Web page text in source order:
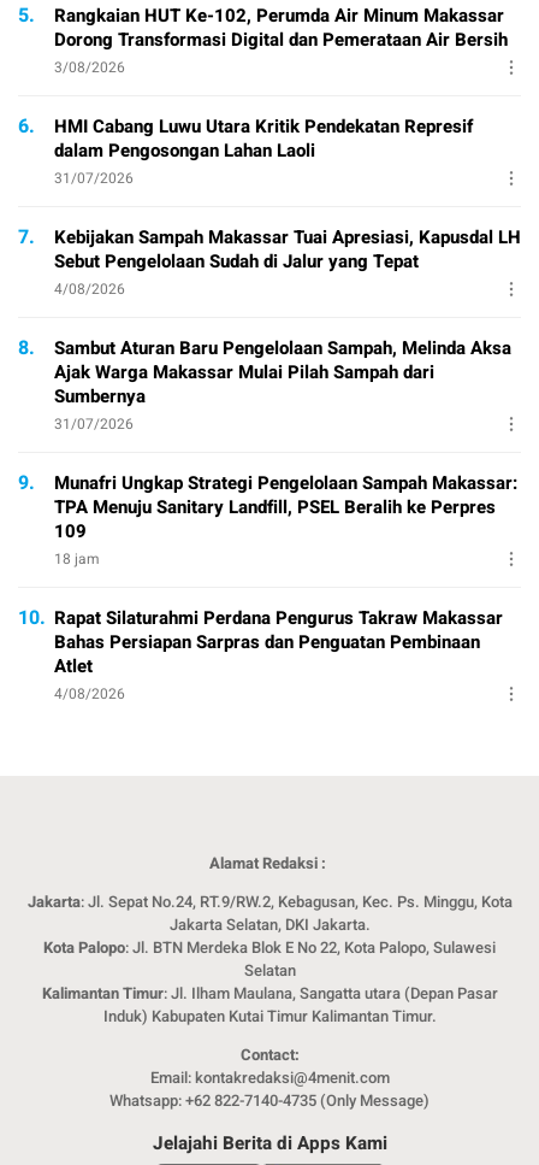
5.
Rangkaian HUT Ke-102, Perumda Air Minum Makassar
Dorong Transformasi Digital dan Pemerataan Air Bersih
3/08/2026
6.
HMI Cabang Luwu Utara Kritik Pendekatan Represif
dalam Pengosongan Lahan Laoli
31/07/2026
7.
Kebijakan Sampah Makassar Tuai Apresiasi, Kapusdal LH
Sebut Pengelolaan Sudah di Jalur yang Tepat
4/08/2026
8.
Sambut Aturan Baru Pengelolaan Sampah, Melinda Aksa
Ajak Warga Makassar Mulai Pilah Sampah dari
Sumbernya
31/07/2026
9.
Munafri Ungkap Strategi Pengelolaan Sampah Makassar:
TPA Menuju Sanitary Landfill, PSEL Beralih ke Perpres
109
18 jam
10. Rapat Silaturahmi Perdana Pengurus Takraw Makassar
Bahas Persiapan Sarpras dan Penguatan Pembinaan
Atlet
4/08/2026
Alamat Redaksi :
Jakarta: Jl. Sepat No.24, RT.9/RW.2, Kebagusan, Kec. Ps. Minggu, Kota
Jakarta Selatan, DKI Jakarta.
Kota Palopo: Jl. BTN Merdeka Blok E No 22, Kota Palopo, Sulawesi
Selatan
Kalimantan Timur: Jl. Ilham Maulana, Sangatta utara (Depan Pasar
Induk) Kabupaten Kutai Timur Kalimantan Timur.
Contact:
Email: kontakredaksi@4menit.com
Whatsapp: +62 822-7140-4735 (Only Message)
Jelajahi Berita di Apps Kami